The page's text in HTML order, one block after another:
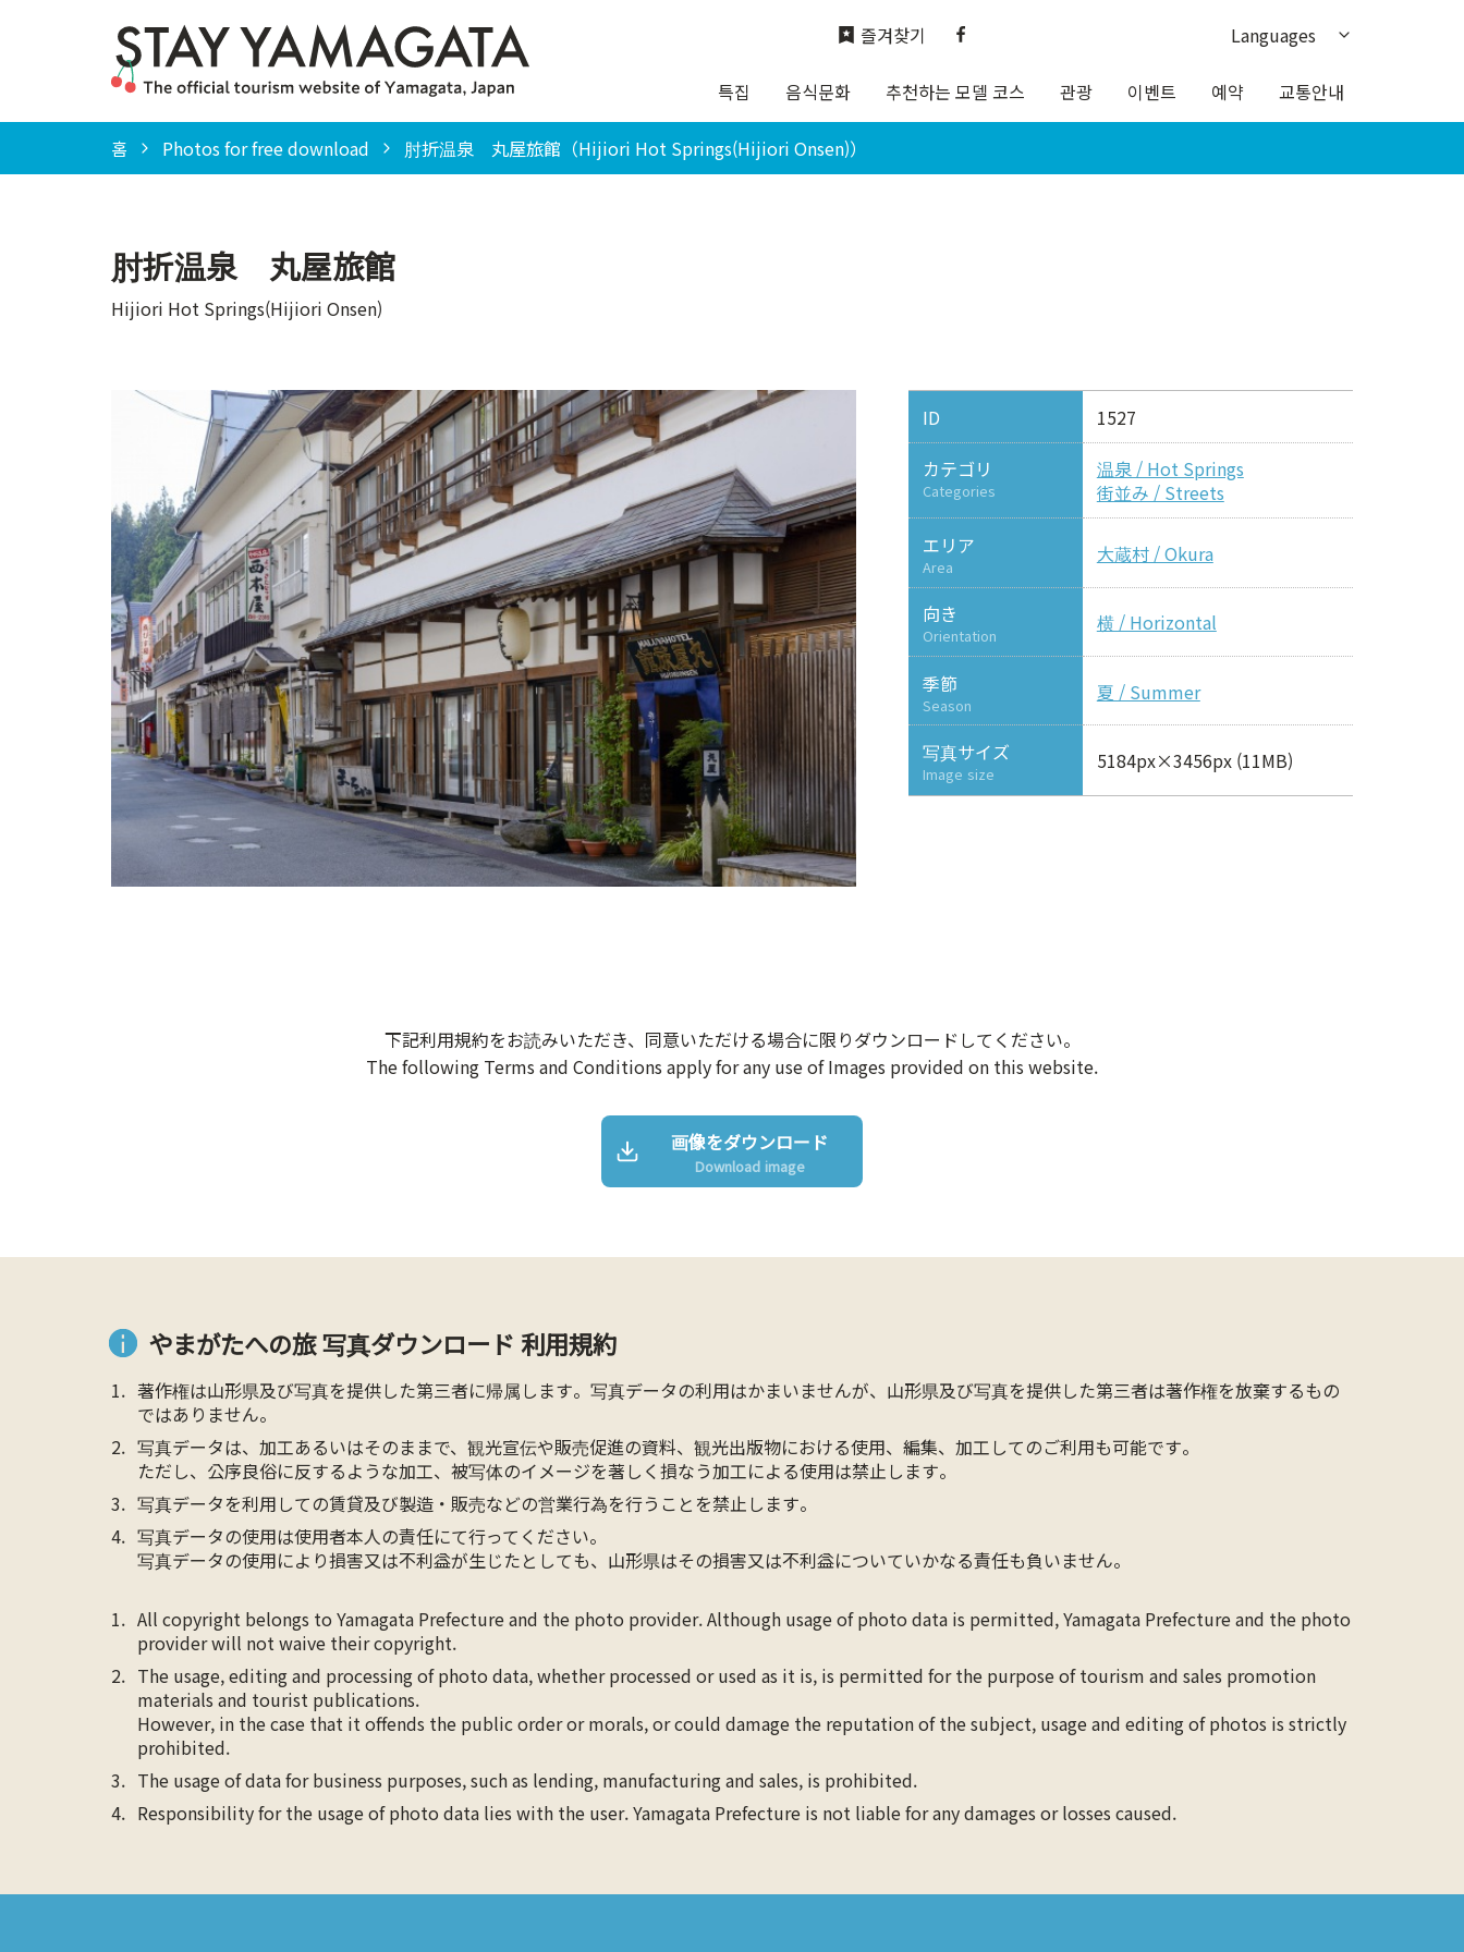
특집 음식문화 추천하는 모델 코스 관광 이벤트 예약 교통안내
즐겨찾기
Languages
日本語
홈 Photos for free download 肘折温泉 丸屋旅館（Hijiori Hot Springs(Hijiori Onsen)）
肘折温泉 丸屋旅館
Hijiori Hot Springs(Hijiori Onsen)
ID
1527
カテゴリ
Categories
温泉 / Hot Springs
街並み / Streets
エリア
Area
大蔵村 / Okura
向き
Orientation
横 / Horizontal
季節
Season
夏 / Summer
写真サイズ
Image size
5184px×3456px (11MB)
下記利用規約をお読みいただき、同意いただける場合に限りダウンロードしてください。
The following Terms and Conditions apply for any use of Images provided on this website.
画像をダウンロード
Download image
やまがたへの旅 写真ダウンロード 利用規約
著作権は山形県及び写真を提供した第三者に帰属します。写真データの利用はかまいませんが、山形県及び写真を提供した第三者は著作権を放棄するもの
ではありません。
写真データは、加工あるいはそのままで、観光宣伝や販売促進の資料、観光出版物における使用、編集、加工してのご利用も可能です。
ただし、公序良俗に反するような加工、被写体のイメージを著しく損なう加工による使用は禁止します。
写真データを利用しての賃貸及び製造・販売などの営業行為を行うことを禁止します。
写真データの使用は使用者本人の責任にて行ってください。
写真データの使用により損害又は不利益が生じたとしても、山形県はその損害又は不利益についていかなる責任も負いません。
All copyright belongs to Yamagata Prefecture and the photo provider. Although usage of photo data is permitted, Yamagata Prefecture and the photo
provider will not waive their copyright.
The usage, editing and processing of photo data, whether processed or used as it is, is permitted for the purpose of tourism and sales promotion
materials and tourist publications.
However, in the case that it offends the public order or morals, or could damage the reputation of the subject, usage and editing of photos is strictly
prohibited.
The usage of data for business purposes, such as lending, manufacturing and sales, is prohibited.
Responsibility for the usage of photo data lies with the user. Yamagata Prefecture is not liable for any damages or losses caused.